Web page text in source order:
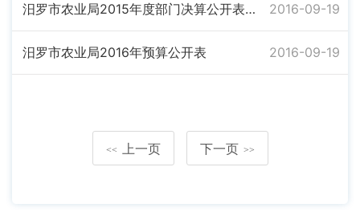
汨罗市农业局2015年度部门决算公开表格（正式） 2016-09-19
汨罗市农业局2016年预算公开表 2016-09-19
<< 上一页 下一页 >>